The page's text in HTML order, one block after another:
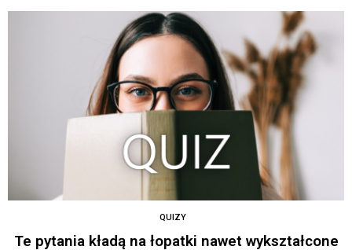
QUIZY
Te pytania kładą na łopatki nawet wykształcone